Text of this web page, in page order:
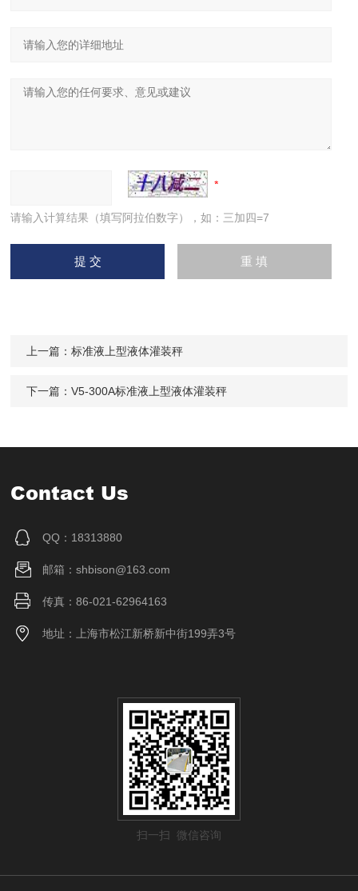
请输入计算结果（填写阿拉伯数字），如：三加四=7
上一篇：标准液上型液体灌装秤
下一篇：V5-300A标准液上型液体灌装秤
Contact Us
QQ：18313880
邮箱：shbison@163.com
传真：86-021-62964163
地址：上海市松江新桥新中街199弄3号
扫一扫 微信咨询